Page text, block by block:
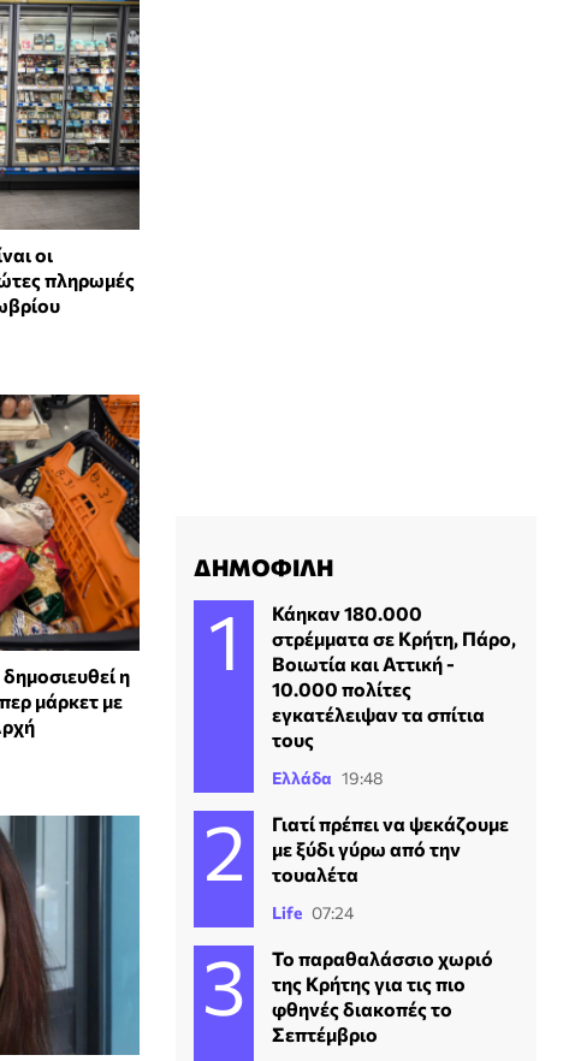
οι
πληρωμές
η
μάρκετ με
ΔΗΜΟΦΙΛΗ
Κάηκαν 180.000
στρέμματα σε Κρήτη, Πάρο,
Βοιωτία και Αττική -
10.000 πολίτες
εγκατέλειψαν τα σπίτια
τους
Ελλάδα 19:48
Γιατί πρέπει να ψεκάζουμε
με ξύδι γύρω από την
τουαλέτα
Life 07:24
Το παραθαλάσσιο χωριό
της Κρήτης για τις πιο
φθηνές διακοπές το
Σεπτέμβριο